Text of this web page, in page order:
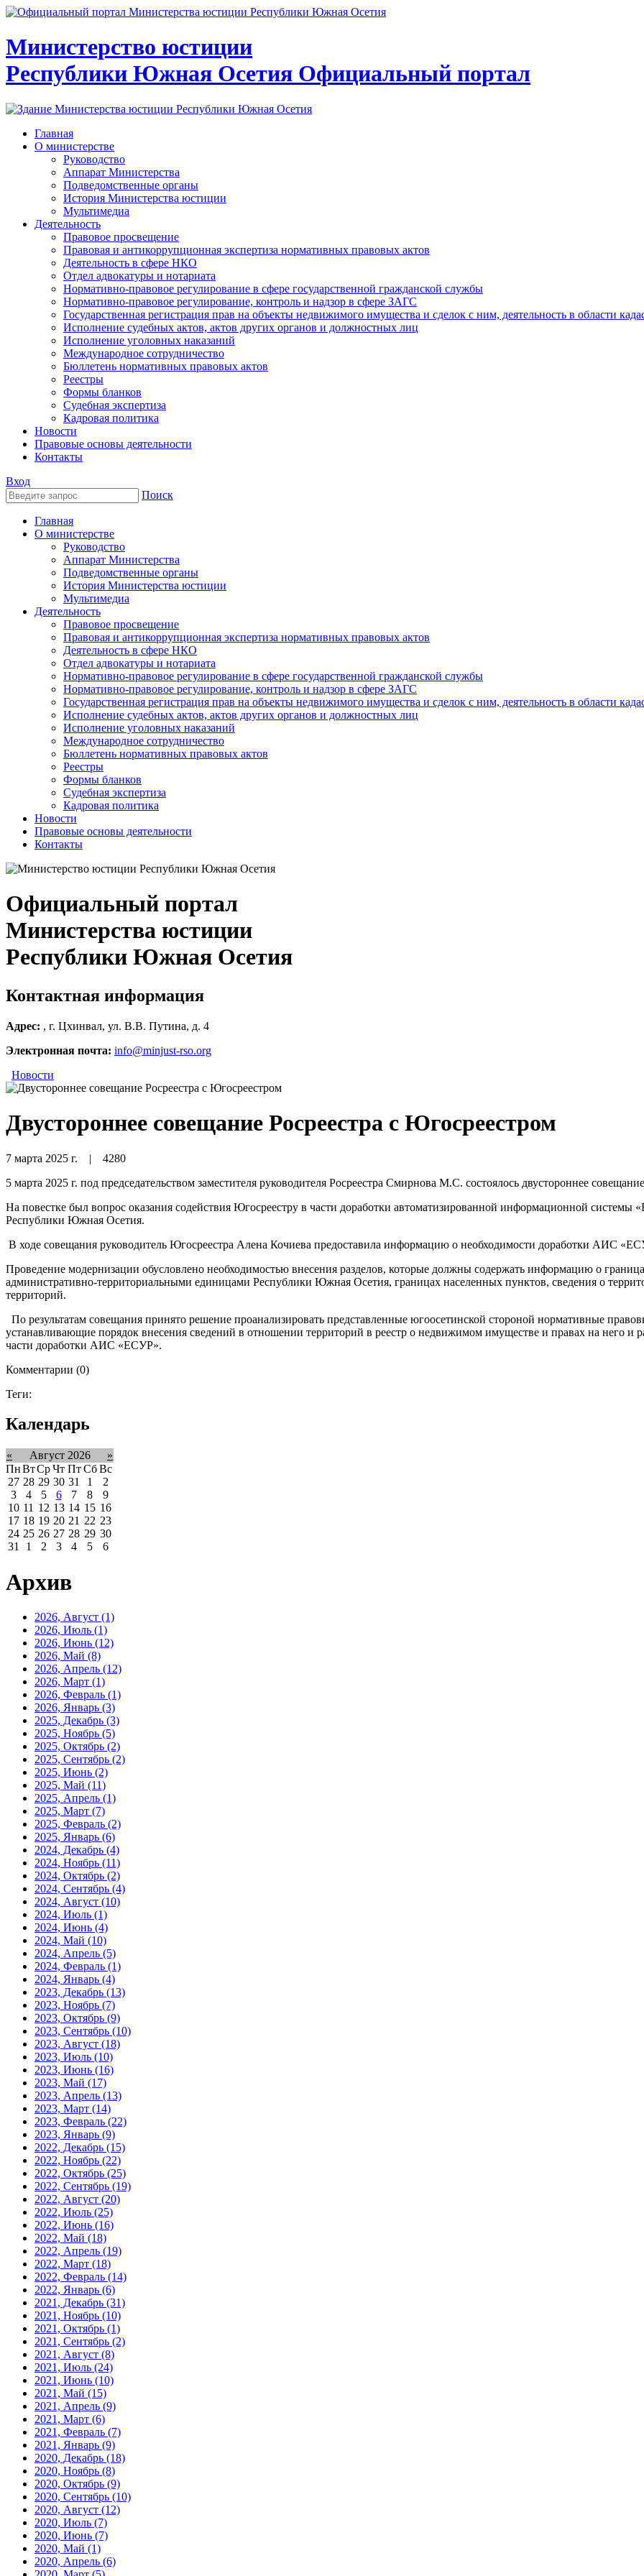
Министерство юстиции
Республики Южная Осетия Официальный портал
Главная
О министерстве
Руководство
Аппарат Министерства
Подведомственные органы
История Министерства юстиции
Мультимедиа
Деятельность
Правовое просвещение
Правовая и антикоррупционная экспертиза нормативных правовых актов
Деятельность в сфере НКО
Отдел адвокатуры и нотариата
Нормативно-правовое регулирование в сфере государственной гражданской службы
Нормативно-правовое регулирование, контроль и надзор в сфере ЗАГС
Государственная регистрация прав на объекты недвижимого имущества и сделок с ним, деятельность в области
Исполнение судебных актов, актов других органов и должностных лиц
Исполнение уголовных наказаний
Международное сотрудничество
Бюллетень нормативных правовых актов
Реестры
Формы бланков
Судебная экспертиза
Кадровая политика
Новости
Правовые основы деятельности
Контакты
Вход
Поиск
Главная
О министерстве
Руководство
Аппарат Министерства
Подведомственные органы
История Министерства юстиции
Мультимедиа
Деятельность
Правовое просвещение
Правовая и антикоррупционная экспертиза нормативных правовых актов
Деятельность в сфере НКО
Отдел адвокатуры и нотариата
Нормативно-правовое регулирование в сфере государственной гражданской службы
Нормативно-правовое регулирование, контроль и надзор в сфере ЗАГС
Государственная регистрация прав на объекты недвижимого имущества и сделок с ним, деятельность в области
Исполнение судебных актов, актов других органов и должностных лиц
Исполнение уголовных наказаний
Международное сотрудничество
Бюллетень нормативных правовых актов
Реестры
Формы бланков
Судебная экспертиза
Кадровая политика
Новости
Правовые основы деятельности
Контакты
Официальный портал
Министерства юстиции
Республики Южная Осетия
Контактная информация
Адрес: , г. Цхинвал, ул. В.В. Путина, д. 4
Электронная почта: info@minjust-rso.org
Новости
Двустороннее совещание Росреестра с Югосреестром
7 марта 2025 г. | 4280
5 марта 2025 г. под председательством заместителя руководителя Росреестра Смирнова М.С. состоялось двустороннее
На повестке был вопрос оказания содействия Югосреестру в части доработки автоматизированной информационной
Республики Южная Осетия.
В ходе совещания руководитель Югосреестра Алена Кочиева предоставила информацию о необходимости доработки АИС
Проведение модернизации обусловлено необходимостью внесения разделов, которые должны содержать информацию о
административно-территориальными единицами Республики Южная Осетия, границах населенных пунктов, сведения о
территорий.
По результатам совещания принято решение проанализировать представленные югоосетинской стороной нормативные
устанавливающие порядок внесения сведений в отношении территорий в реестр о недвижимом имуществе и правах на него и
части доработки АИС «ЕСУР».
Комментарии (0)
Теги:
Календарь
« Август 2026
»
ПнВтСрЧт Пт Сб Вс
27 28 29 30 31 1
2
3
4 5 6 7 8
9
10 11 12 13 14 15 16
17 18 19 20 21 22 23
24 25 26 27 28 29 30
31
1 2 3 4 5 6
Архив
2026, Август (1)
2026, Июль (1)
2026, Июнь (12)
2026, Май (8)
2026, Апрель (12)
2026, Март (1)
2026, Февраль (1)
2026, Январь (3)
2025, Декабрь (3)
2025, Ноябрь (5)
2025, Октябрь (2)
2025, Сентябрь (2)
2025, Июнь (2)
2025, Май (11)
2025, Апрель (1)
2025, Март (7)
2025, Февраль (2)
2025, Январь (6)
2024, Декабрь (4)
2024, Ноябрь (11)
2024, Октябрь (2)
2024, Сентябрь (4)
2024, Август (10)
2024, Июль (1)
2024, Июнь (4)
2024, Май (10)
2024, Апрель (5)
2024, Февраль (1)
2024, Январь (4)
2023, Декабрь (13)
2023, Ноябрь (7)
2023, Октябрь (9)
2023, Сентябрь (10)
2023, Август (18)
2023, Июль (10)
2023, Июнь (16)
2023, Май (17)
2023, Апрель (13)
2023, Март (14)
2023, Февраль (22)
2023, Январь (9)
2022, Декабрь (15)
2022, Ноябрь (22)
2022, Октябрь (25)
2022, Сентябрь (19)
2022, Август (20)
2022, Июль (25)
2022, Июнь (16)
2022, Май (18)
2022, Апрель (19)
2022, Март (18)
2022, Февраль (14)
2022, Январь (6)
2021, Декабрь (31)
2021, Ноябрь (10)
2021, Октябрь (1)
2021, Сентябрь (2)
2021, Август (8)
2021, Июль (24)
2021, Июнь (10)
2021, Май (15)
2021, Апрель (9)
2021, Март (6)
2021, Февраль (7)
2021, Январь (9)
2020, Декабрь (18)
2020, Ноябрь (8)
2020, Октябрь (9)
2020, Сентябрь (10)
2020, Август (12)
2020, Июль (7)
2020, Июнь (7)
2020, Май (1)
2020, Апрель (6)